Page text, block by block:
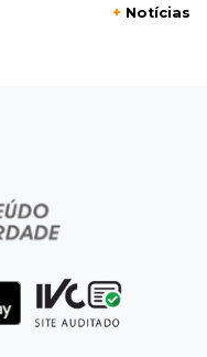
contra a
+ Notícias